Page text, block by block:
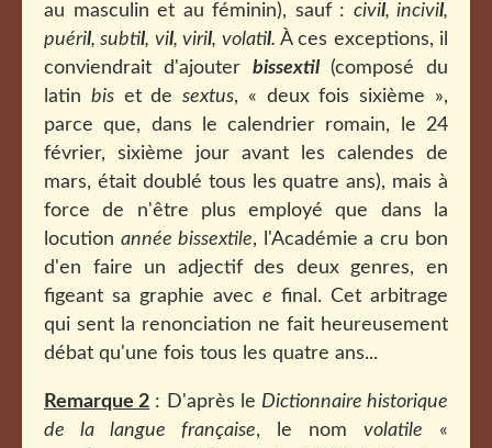
au masculin et au féminin), sauf : civil, incivil,
puéril, subtil, vil, viril, volatil. À ces exceptions, il
conviendrait d'ajouter bissextil(composé du
latin biset desextus, « deux fois sixième »,
parce que, dans le calendrier romain, le 24
février, sixième jour avant les calendes de
mars, était doublé tous les quatre ans), mais à
force de n'être plus employé que dans la
locution année bissextile, l'Académie a cru bon
d'en faire un adjectif des deux genres, en
figeant sa graphie avec e final. Cet arbitrage
qui sent la renonciation ne fait heureusement
débat qu'une fois tous les quatre ans...
Remarque 2 : D'après le Dictionnaire historique
de la langue française, le nom volatile «